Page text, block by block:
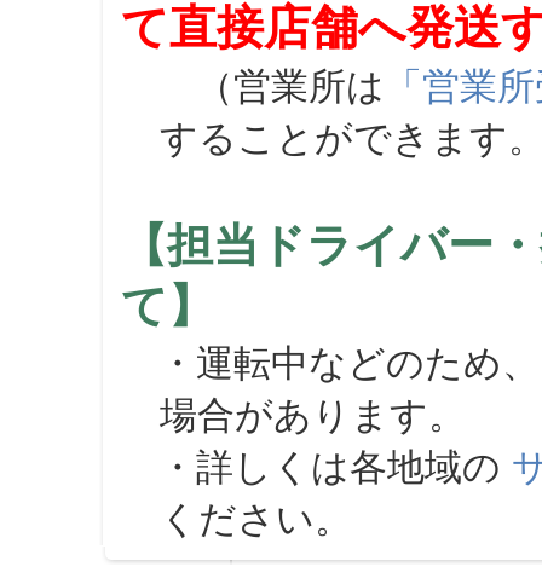
て直接店舗へ発送
（営業所は 「営業
することができます
【担当ドライバー
て】
・運転中などのため
場合があります。
・詳しくは各地域の
ください。